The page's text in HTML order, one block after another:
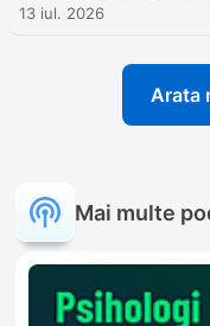
13 iul. 2026
Arata
Mai multe